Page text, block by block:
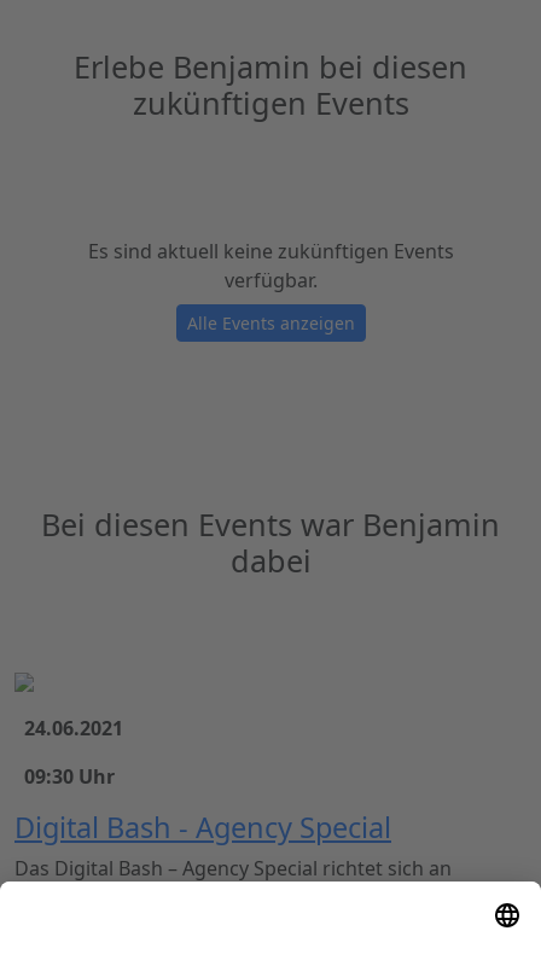
Erlebe Benjamin bei diesen
zukünftigen Events
Es sind aktuell keine zukünftigen Events
verfügbar.
Alle Events anzeigen
Bei diesen Events war Benjamin
dabei
24.06.2021
09:30 Uhr
Digital Bash - Agency Special
Das Digital Bash – Agency Special richtet sich an